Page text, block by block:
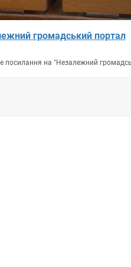
громадський портал
посилання на "Незалежний